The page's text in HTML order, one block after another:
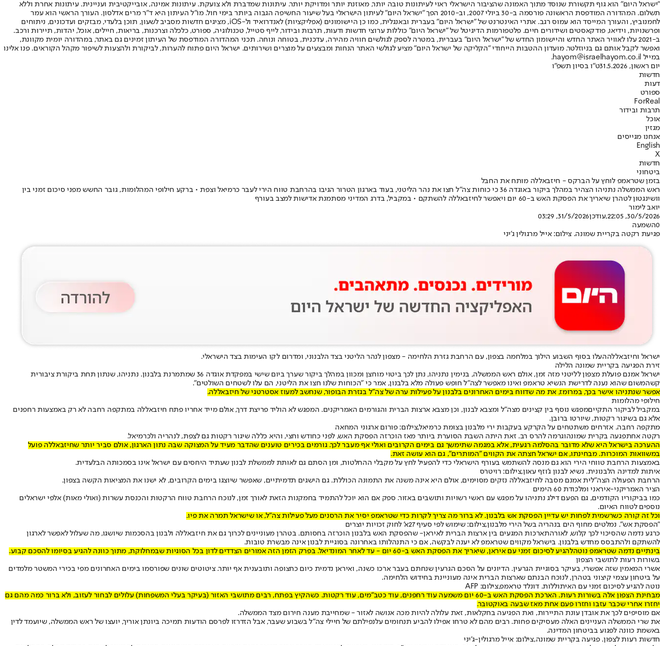
"ישראל היום" הוא גוף תקשורת שנוסד מתוך האמונה שהציבור הישראלי ראוי לעיתונות טובה יותר, מאוזנת יותר ומדויקת יותר. עיתונות שמדברת ולא צועקת. עיתונות אמינה, אובייקטיבית ועניינית. עיתונות אחרת וללא
תשלום. המהדורה המודפסת הראשונה פורסמה ב-30 ביולי 2007, וב-2010 הפך "ישראל היום" לעיתון הישראלי בעל שיעור החשיפה הגבוה ביותר בימי חול. מו"ל העיתון היא ד"ר מרים אדלסון. העורך הראשי הוא עמר
לחמנוביץ, והעורך המייסד הוא עמוס רגב. אתרי האינטרנט של "ישראל היום" בעברית ובאנגלית, כמו כן היישומונים (אפליקציות) לאנדרואיד ול-iOS, מציגים חדשות מסביב לשעון, תוכן בלעדי, מבזקים ועדכונים, ניתוחים
ופרשנויות, וידיאו, פודקאסטים ושידורים חיים. פלטפורמות הדיגיטל של "ישראל היום" כוללות ערוצי חדשות ודעות, תרבות ובידור, לייף סטייל, טכנולוגיה, ספורט, כלכלה וצרכנות, בריאות, חיילים, אוכל, יהדות, תיירות ורכב.
ב-2021 עלו לאוויר האתר החדש והיישומון החדש של "ישראל היום" בעברית, במטרה לספק לגולשים חוויה מהירה, עדכנית, בטוחה ונוחה. תכני המהדורה המודפסת של העיתון זמינים גם באתר, במהדורה יומית מקוונת,
ואפשר לקבל אותם גם בניוזלטר. מועדון ההטבות הייחודי "הקליקה של ישראל היום" מציע לגולשי האתר הנחות ומבצעים על מוצרים ושירותים. ישראל היום פתוח להערות, לביקורת ולהצעות לשיפור מקהל הקוראים. פנו אלינו
במייל hayom@israelhayom.co.il.
יום ראשון, 31.5.2026
ט"ו בסיון תשפ"ו
חדשות
דעות
ספורט
ForReal
תרבות ובידור
אוכל
מגזין
אנחנו מגייסים
English
X
חדשות
ביטחוני
בזמן שטראמפ לוחץ על הברקס - חיזבאללה מותח את החבל
ראש הממשלה נתניהו הצהיר במהלך ביקור באוגדה 36 כי כוחות צה"ל חצו את נהר הליטני, בעוד בארגון הטרור הגיבו בהרחבת טווח הירי לעבר כרמיאל וצפת • ברקע חילופי המהלומות, גובר החשש מפני סיכום זמני בין
וושינגטון לטהרן שיאריך את הפסקת האש ב-60 יום ויאפשר לחיזבאללה להשתקם • במקביל, בדרג המדיני מסתמנת אדישות למצב בעורף
יואב לימור
30/5/2026, 22:05
,עודכן31/5/2026, 03:29
0השמעה
פגיעת רקטה בקריית שמונה. צילום: אייל מרגולין ג'יני
ישראל וחיזבאללההעלו בסוף השבוע הילוך במלחמה בצפון, עם הרחבת גזרת הלחימה - מצפון לנהר הליטני בצד הלבנוני, ומדרום לקו העימות בצד הישראלי.
זירת הפגיעה בקריית שמונה הלילה
ישראל אמנם פועלת מצפון לליטני מזה זמן, אולם ראש הממשלה, בנימין נתניהו, נתן לכך ביטוי מוחצן ומכוון במהלך ביקור שערך ביום שישי במפקדת אוגדה 36 שמתמרנת בלבנון. נתניהו, ש
נתון תחת ביקורת ציבורית
קשהמשום שהוא נענה לדרישת הנשיא טראמפ ואינו מאפשר לצה"ל חופש פעולה מלא בלבנון, אמר כי "הכוחות שלנו חצו את הליטני, הם עלו לשטחים השולטים".
אפשר שנתניהו אישר בכך, במרומז, את מה שדווח בימים האחרונים בלבנון על פעילות ערה של צה"ל בגזרת הבופור, שנחשב למעוז אסטרטגי של חיזבאללה.
חילופי מהלומות
במקביל לביקור התקייםמפגש נוסף בין קצינים מצה"ל ומצבא לבנון, וכן מצבא ארצות הברית והגורמים האמריקנים. המפגש לא הוליד פריצת דרך, אולם מייד אחריו פתח חיזבאללה במתקפה רחבה לא רק באמצעות רחפנים
אלא גם בשיגור רקטות, שיורטו ברובן.
מתקפה רחבה. אזרחים משתטחים על הקרקע בעקבות ירי מלבנון בצומת כרמיאל,צילום: פורום ארגוני המחאה
רקטה אחתפגעה בקרית שמונהוגרמה להרס רב. זאת היתה השבת הסוערת ביותר מאז הוכרזה הפסקת האש, לפני כחודש וחצי, והיא כללה שיגור רקטות גם לצפת, לנהריה ולכרמיאל.
ההערכה בישראל היא שלא מדובר בהסלמה רגעית, אלא במגמה שתימשך גם בימים הקרובים ואולי אף מעבר לכך. גורמים בכירים טוענים שהדבר מעיד על המצוקה שבה נתון הארגון, אולם סביר יותר שחיזבאללה פועל
במשוואות המוכרות. מבחינתו, אם ישראל חצתה את הקווים "המותרים", גם הוא עושה זאת.
באמצעות הרחבת טווחי הירי הוא גם מנסה להשתמש בעורף הישראלי כדי להפעיל לחץ על מקבלי ההחלטות, ומן הסתם גם לאותת לממשלת לבנון שעתיד היחסים עם ישראל אינו בסמכותה הבלעדית.
איתות למדינה הלבנונית. נשיא לבנון ג'וזף עאון,צילום: רויטרס
הרחבת הפעולה הצה"לית אמנם מסבה לחיזבאללה נזקים מסוימים, אולם היא אינה משנה את התמונה הכוללת. גם הישגים תדמיתיים, שאפשר שיוצגו בימים הקרובים, לא ישנו את המציאות הקשה בצפון.
הציר האמריקני-איראני ומלכודת 60 הימים
כמו בביקוריו הקודמים, גם הפעם דילג נתניהו על מפגש עם ראשי רשויות ותושבים באזור. ספק אם הוא יוכל להתמיד בחמקנות הזאת לאורך זמן, לנוכח הרחבת טווח הרקטות והכנסת עשרות (ואולי מאות) אלפי ישראלים
נוספים לטווח האיום.
וכל זה קורה כשרשמית לפחות יש עדיין הפסקת אש בלבנון. לא ברור מה צריך לקרות כדי שטראמפ יסיר את הרסנים מעל פעילות צה"ל, או שישראל תמרה את פיו.
"הפסקת אש". נמלטים מחוף הים בנהריה בשל הירי מלבנון,צילום: שימוש לפי סעיף 27א' לחוק זכויות יוצרים
כרגע נדמה שהסיכוי לכך קלוש, לאורהתארכות המגעים בין ארצות הברית לאיראן- שהפסקת האש בלבנון הוכרזה בחסותם. בטהרן מעוניינים לכרוך גם את חיזבאללה ולבנון בהסכמות שיושגו, מה שעלול לאפשר לארגון
להשתקם ולהתבסס מחדש בלבנון. בישראל מקווים שטראמפ לא יענה לבקשה, אם כי התנהלותו באחרונה בסוגיית לבנון אינה מבשרת טובות.
בינתיים נדמה שטראמפ נוטהלהגיע לסיכום זמני עם איראן, שיאריך את הפסקת האש ב-60 יום - עד לאחר המונדיאל. בפרק הזמן הזה אמורים הצדדים לדון בכל הסוגיות שבמחלוקת, מתוך כוונה להגיע בסיומו להסכם קבוע.
בשורות רעות לתושבי הצפון
אשרי המאמין שזה אפשרי, בעיקר בסוגיית הגרעין. הדיונים על הסכם הגרעין שנחתם בעבר ארכו כשנה, ואיראן נדמית כיום כחצופה ותובענית אף יותר. ציטוטים שונים שפורסמו בימים האחרונים מפי בכירי המשטר מלמדים
על ביטחון עצמי קיצוני בטהרן, לנוכח הבנתם שארצות הברית אינה מעוניינת בחידוש הלחימה.
נוטה להגיע לסיכום זמני עם האיתוללות. דונלד טראמפ,צילום: AFP
מבחינת הצפון אלה בשורות רעות. הארכת הפסקת האש ב-60 יום משמעה עוד רחפנים, עוד כטב"מים, עוד רקטות. כשהקיץ בפתח, רבים מתושבי האזור (בעיקר בעלי המשפחות) עלולים לבחור לעזוב, ולא ברור כמה מהם גם
יחזרו אחרי שכבר עזבו וחזרו פעם אחת מאז שבעה באוקטובר.
אם מוסיפים לכך את אובדן עונת התיירות, ואת הפגיעה בחקלאות, זאת עלולה להיות מכה אנושה לאזור - שמחייבת מענה חירום מצד הממשלה.
את שרי הממשלה העניינים האלה מעסיקים פחות. רבים מהם לא טרחו אפילו להביע תנחומים עלנפילתם של חיילי צה"ל בשבוע שעבר, אבל הזדרזו לפרסם הודעות תמיכה ביונתן אוריך, יועצו של ראש הממשלה, שיועמד לדין
באשמת כוונה לפגוע בביטחון המדינה.
חדשות רעות לצפון. פגיעה בקריית שמונה,צילום: אייל מרגולין-ג'יני